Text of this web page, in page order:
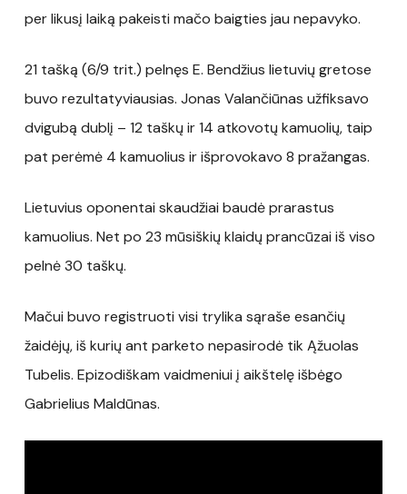
per likusį laiką pakeisti mačo baigties jau nepavyko.
21 tašką (6/9 trit.) pelnęs E. Bendžius lietuvių gretose
buvo rezultatyviausias. Jonas Valančiūnas užfiksavo
dvigubą dublį – 12 taškų ir 14 atkovotų kamuolių, taip
pat perėmė 4 kamuolius ir išprovokavo 8 pražangas.
Lietuvius oponentai skaudžiai baudė prarastus
kamuolius. Net po 23 mūsiškių klaidų prancūzai iš viso
pelnė 30 taškų.
Mačui buvo registruoti visi trylika sąraše esančių
žaidėjų, iš kurių ant parketo nepasirodė tik Ąžuolas
Tubelis. Epizodiškam vaidmeniui į aikštelę išbėgo
Gabrielius Maldūnas.